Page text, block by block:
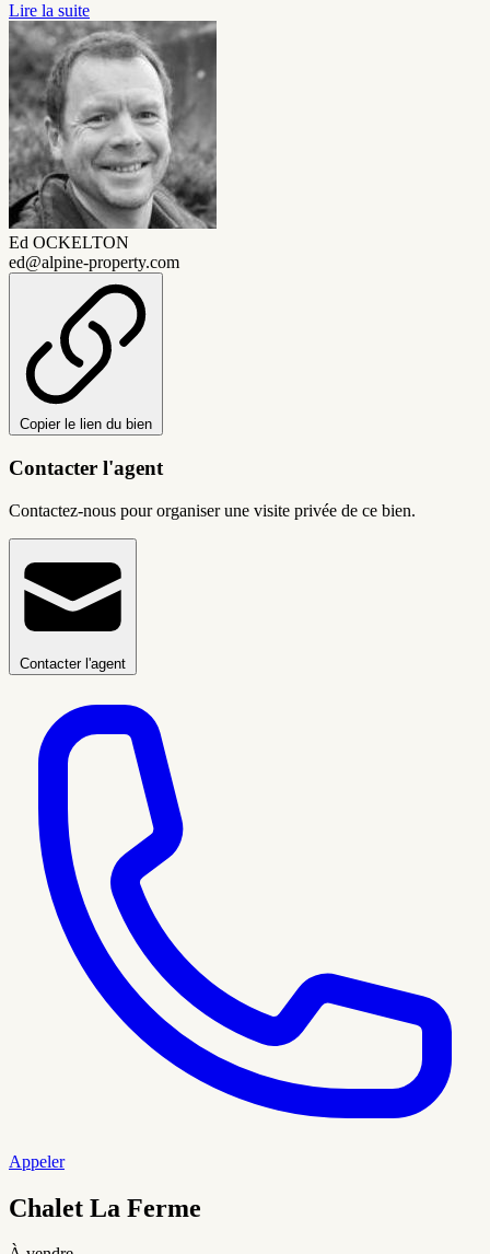
Lire la suite
Ed OCKELTON
ed@alpine-property.com
Copier le lien du bien
Contacter l'agent
Contactez-nous pour organiser une visite privée de ce bien.
Contacter l'agent
Appeler
Chalet La Ferme